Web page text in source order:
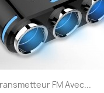
Anteprima
FM Avec...